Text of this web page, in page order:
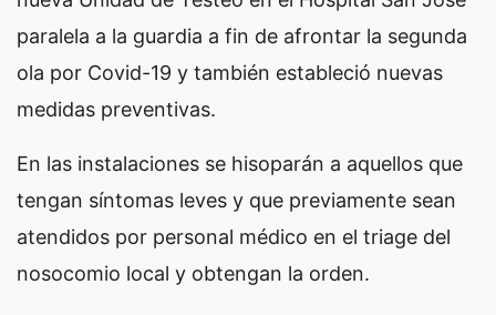
paralela a la guardia a fin de afrontar la segunda
ola por Covid-19 y también estableció nuevas
medidas preventivas.
En las instalaciones se hisoparán a aquellos que
tengan síntomas leves y que previamente sean
atendidos por personal médico en el triage del
nosocomio local y obtengan la orden.